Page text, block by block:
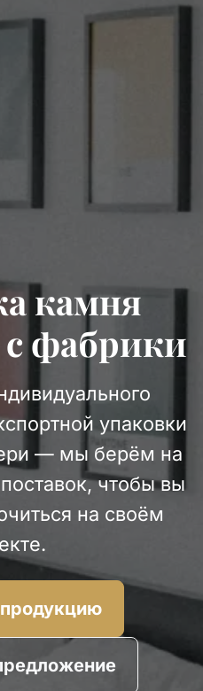
камня
фабрики
упаковки
— мы берём на
чтобы вы
на своём